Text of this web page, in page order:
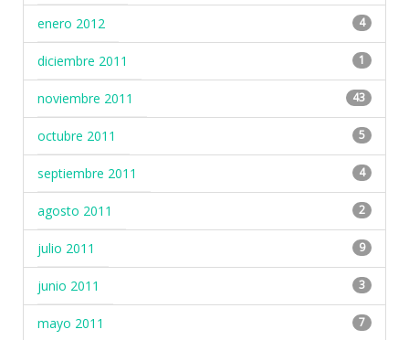
enero 2012 4
diciembre 2011 1
noviembre 2011 43
octubre 2011 5
septiembre 2011 4
agosto 2011 2
julio 2011 9
junio 2011 3
mayo 2011 7